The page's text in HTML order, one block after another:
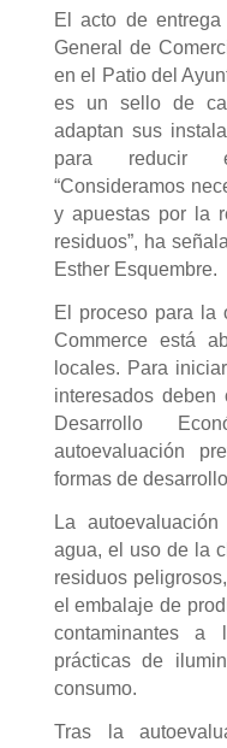
El acto de
General de
en el Patio del
es un sello de
adaptan sus
para reducir
“Consideramos
y apuestas por la
residuos”, ha
Esther Esquembre.
El proceso para la
Commerce está
locales. Para
interesados
Desarrollo
autoevaluación
formas de
La
agua, el uso de la
residuos
el embalaje de
contaminantes
prácticas de
consumo.
Tras la